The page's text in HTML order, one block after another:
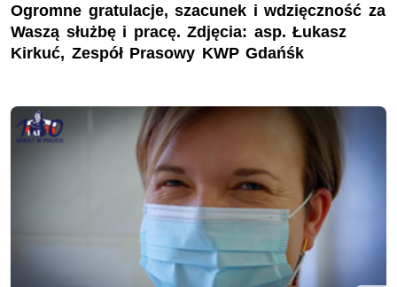
Ogromne gratulacje, szacunek i wdzięczność za
Waszą służbę i pracę. Zdjęcia: asp. Łukasz
Kirkuć, Zespół Prasowy KWP Gdańśk